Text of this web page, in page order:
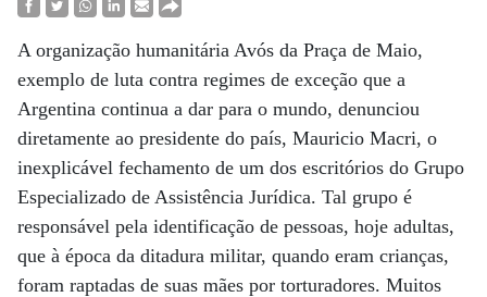
A organização humanitária Avós da Praça de Maio,
exemplo de luta contra regimes de exceção que a
Argentina continua a dar para o mundo, denunciou
diretamente ao presidente do país, Mauricio Macri, o
inexplicável fechamento de um dos escritórios do Grupo
Especializado de Assistência Jurídica. Tal grupo é
responsável pela identificação de pessoas, hoje adultas,
que à época da ditadura militar, quando eram crianças,
foram raptadas de suas mães por torturadores. Muitos